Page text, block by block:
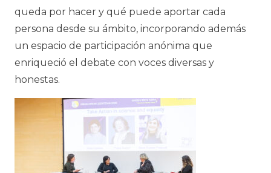
queda por hacer y qué puede aportar cada
persona desde su ámbito, incorporando además
un espacio de participación anónima que
enriqueció el debate con voces diversas y
honestas.